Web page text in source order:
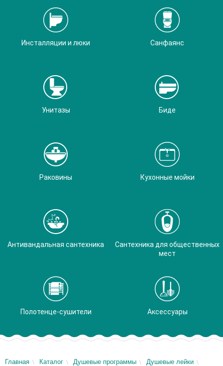
Инсталляции и люки Санфаянс
Унитазы Биде
Раковины Кухонные мойки
Антивандальная сантехника
Сантехника для общественных
мест
Полотенце-сушители Аксессуары
Главная Каталог Душевые программы
Душевые лейки